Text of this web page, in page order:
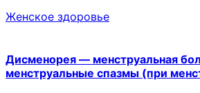
Женское здоровье
Дисменорея — менструальная
менструальные спазмы (при